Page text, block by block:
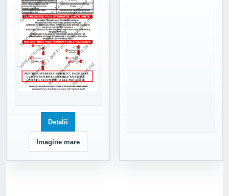
Detalii
Imagine mare